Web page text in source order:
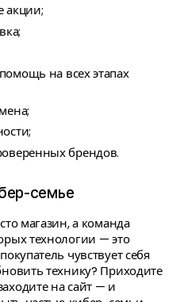
акции;
на всех этапах
брендов.
семье
магазин, а команда
технологии — это
чувствует себя
технику? Приходите
на сайт — и